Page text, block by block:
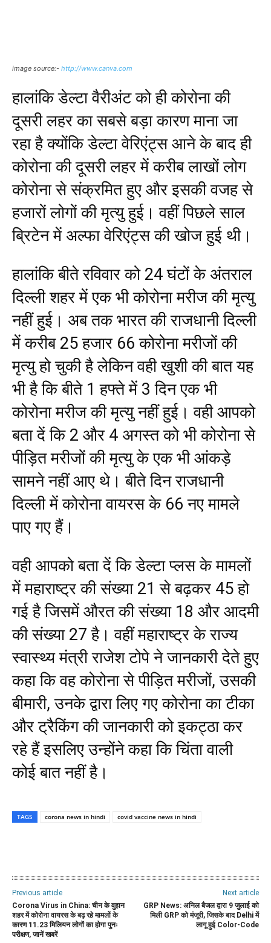
image source:- http://www.canva.com
हालांकि डेल्टा वैरीअंट को ही कोरोना की
दूसरी लहर का सबसे बड़ा कारण माना जा
रहा है क्योंकि डेल्टा वेरिएंट्स आने के बाद ही
कोरोना की दूसरी लहर में करीब लाखों लोग
कोरोना से संक्रमित हुए और इसकी वजह से
हजारों लोगों की मृत्यु हुई। वहीं पिछले साल
ब्रिटेन में अल्फा वेरिएंट्स की खोज हुई थी।
हालांकि बीते रविवार को 24 घंटों के अंतराल
दिल्ली शहर में एक भी कोरोना मरीज की मृत्यु
नहीं हुई। अब तक भारत की राजधानी दिल्ली
में करीब 25 हजार 66 कोरोना मरीजों की
मृत्यु हो चुकी है लेकिन वही खुशी की बात यह
भी है कि बीते 1 हफ्ते में 3 दिन एक भी
कोरोना मरीज की मृत्यु नहीं हुई। वही आपको
बता दें कि 2 और 4 अगस्त को भी कोरोना से
पीड़ित मरीजों की मृत्यु के एक भी आंकड़े
सामने नहीं आए थे। बीते दिन राजधानी
दिल्ली में कोरोना वायरस के 66 नए मामले
पाए गए हैं।
वही आपको बता दें कि डेल्टा प्लस के मामलों
में महाराष्ट्र की संख्या 21 से बढ़कर 45 हो
गई है जिसमें औरत की संख्या 18 और आदमी
की संख्या 27 है। वहीं महाराष्ट्र के राज्य
स्वास्थ्य मंत्री राजेश टोपे ने जानकारी देते हुए
कहा कि वह कोरोना से पीड़ित मरीजों, उसकी
बीमारी, उनके द्वारा लिए गए कोरोना का टीका
और ट्रैकिंग की जानकारी को इकट्ठा कर
रहे हैं इसलिए उन्होंने कहा कि चिंता वाली
कोई बात नहीं है।
TAGS corona news in hindi covid vaccine news in hindi
Previous article
Corona Virus in China: चीन के वुहान
शहर में कोरोना वायरस के बढ़ रहे मामलों के
कारण 11.23 मिलियन लोगों का होगा पुनः
परीक्षण, जानें खबरें
Next article
GRP News: अनिल बैजल द्वारा 9 जुलाई को
मिली GRP को मंजूरी, जिसके बाद Delhi में
लागू हुई Color-Code